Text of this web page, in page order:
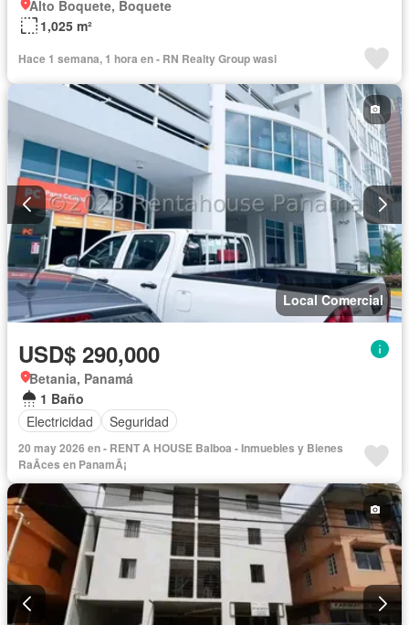
Alto Boquete, Boquete
1,025 m²
Hace 1 semana, 1 hora en - RN Realty Group wasi
Local Comercial
USD$ 290,000
Betania, Panamá
1 Baño
Electricidad
Seguridad
20 may 2026 en - RENT A HOUSE Balboa - Inmuebles y Bienes
RaÃ­ces en PanamÃ¡